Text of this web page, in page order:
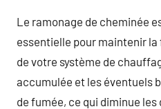
Le ramonage de cheminée
essentielle pour maintenir
de votre système de
accumulée et les éventuels
de fumée, ce qui diminue les